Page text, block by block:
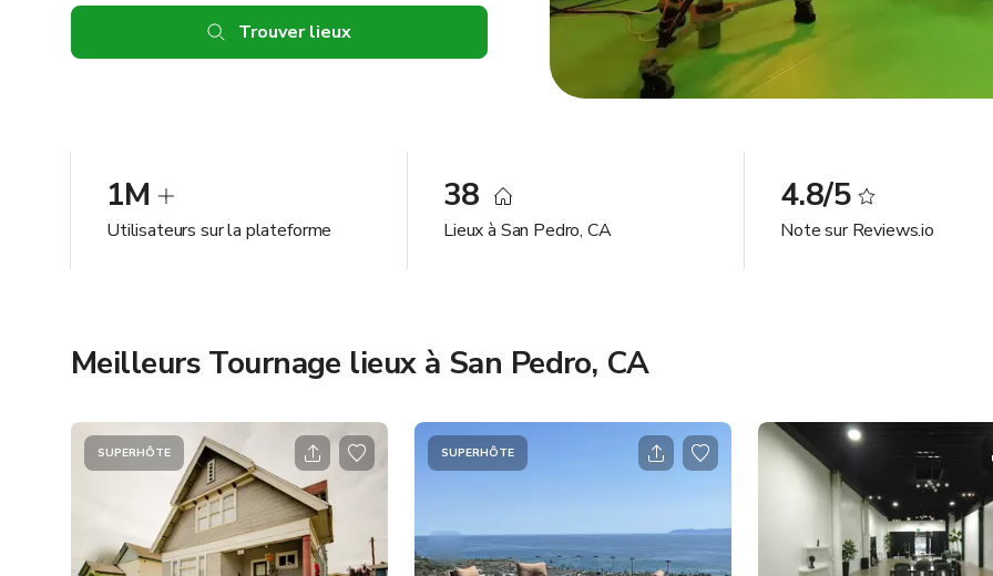
Trouver lieux
1M
Utilisateurs sur la plateforme
38
Lieux à San Pedro, CA
4.8/5
Note sur Reviews.io
Meilleurs Tournage lieux à San Pedro, CA
SUPERHÔTE SUPERHÔTE